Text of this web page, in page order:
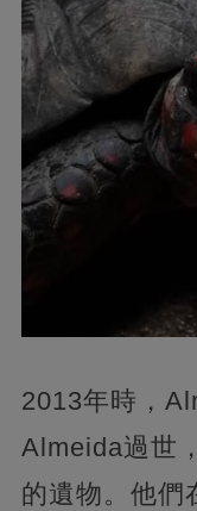
2013年時，
Almeida過世
的遺物。他們